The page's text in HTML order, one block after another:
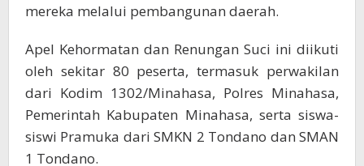
mereka melalui pembangunan daerah.
​Apel Kehormatan dan Renungan Suci ini diikuti
oleh sekitar 80 peserta, termasuk perwakilan
dari Kodim 1302/Minahasa, Polres Minahasa,
Pemerintah Kabupaten Minahasa, serta siswa-
siswi Pramuka dari SMKN 2 Tondano dan SMAN
1 Tondano.